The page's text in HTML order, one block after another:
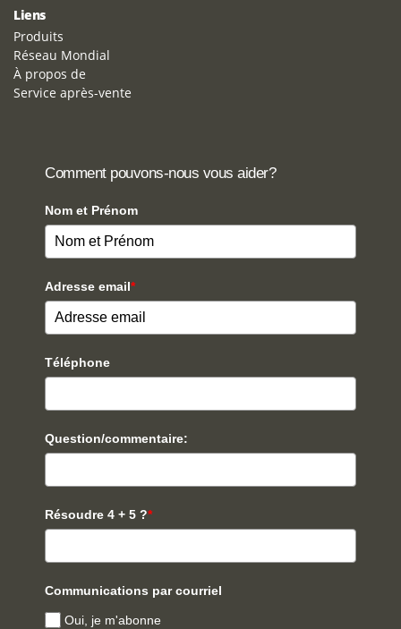
Liens
Produits
Réseau Mondial
À propos de
Service après-vente
Comment pouvons-nous vous aider?
Nom et Prénom
Adresse email*
Téléphone
Question/commentaire:
Résoudre 4 + 5 ?*
Communications par courriel
Oui, je m'abonne